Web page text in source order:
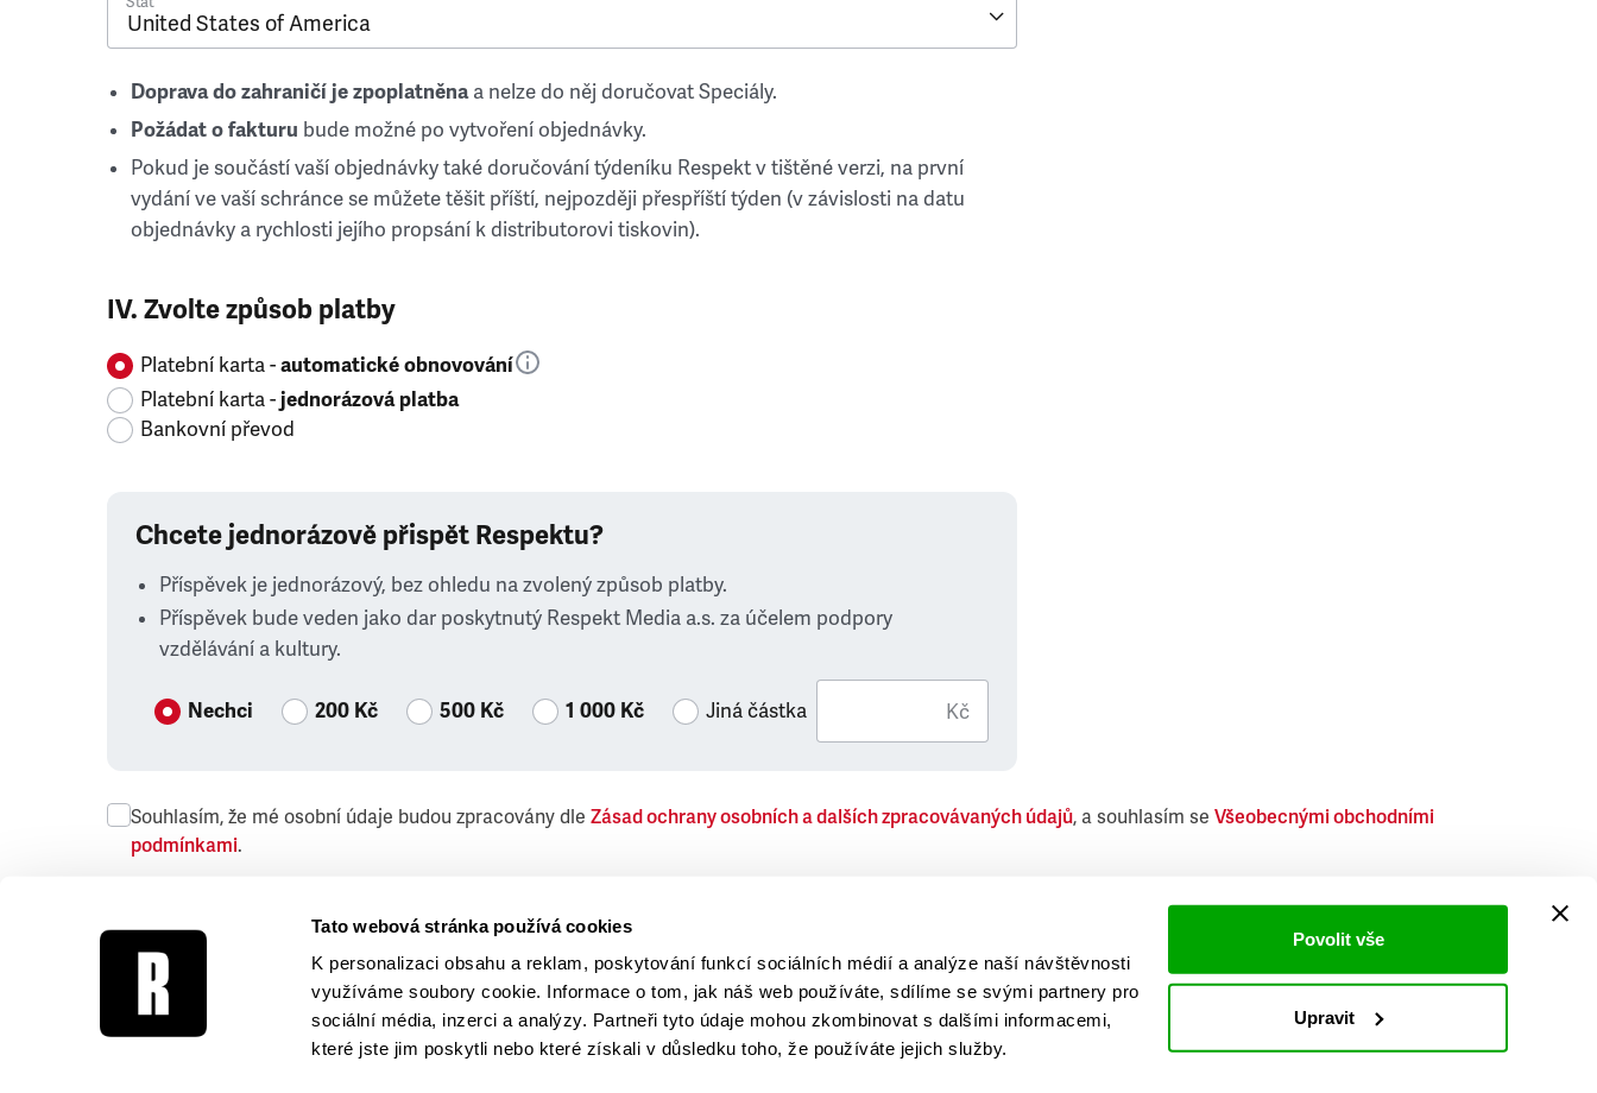
Tato webová stránka používá cookies
K personalizaci obsahu a reklam, poskytování funkcí sociálních médií a analýze naší návštěvnosti
využíváme soubory cookie. Informace o tom, jak náš web používáte, sdílíme se svými partnery pro
sociální média, inzerci a analýzy. Partneři tyto údaje mohou zkombinovat s dalšími informacemi,
které jste jim poskytli nebo které získali v důsledku toho, že používáte jejich služby.
Povolit vše
Upravit
Doprava do zahraničí je zpoplatněnaa nelze do něj doručovat Speciály.
Požádat o fakturu bude možné po vytvoření objednávky.
Pokud je součástí vaší objednávky také doručování týdeníku Respekt v tištěné verzi, na první
vydání ve vaší schránce se můžete těšit příští, nejpozději přespříští týden (v závislosti na datu
objednávky a rychlosti jejího propsání k distributorovi tiskovin).
IV. Zvolte způsob platby
Platební karta -automatické obnovování
Platební karta -jednorázová platba
Bankovní převod
Chcete jednorázově přispět Respektu?
Příspěvek je jednorázový, bez ohledu na zvolený způsob platby.
Příspěvek bude veden jako dar poskytnutý Respekt Media a.s. za účelem podpory
vzdělávání a kultury.
Nechci 200 Kč 500 Kč 1 000 Kč Jiná částka Kč
Souhlasím, že mé osobní údaje budou zpracovány dle Zásad ochrany osobních a dalších zpracovávaných údajů, a souhlasím se Všeobecnými obchodními
podmínkami.